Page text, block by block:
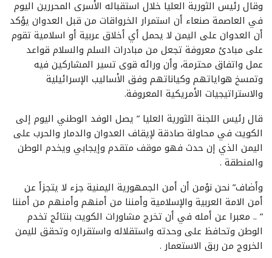
وقال رئيس الثورية العليا خلال استقباله الأسرى المحررين اليوم
في العاصمة صنعاء أن استمرار الخرواقات من قبل العدوان يؤكد
أن العدوان على اليمن لا يحمل أي أخلاق عربية أو اسلامية تقوم
على مبادئ معروفة تجعل من مبادرات السلم والسلام قواعد
عمل واتفاق محترمة، وأن ورائه قوى تسير المشاركين فيه
وتمسخ هواياتهم وكياناتهم وفق الأساليب الإسرائيلية
والاستراتيجيات الأمريكية المعروفة.
قال رئيس اللجنة الثورية العليا ” يصل الوفد الوطني اليوم إلى
الكويت في محاولة صادقة لإيقاف العدوان والدمار والحرب على
اليمن الذي إن حدث فهو موقف متقدم وإيجابي ويخدم الوطن
والمنطقة .
وأضاف” نحن نؤمن أن أمن الجمهورية اليمنية جزء لا يتجزأ عن
أمن الامة العربية والإسلامية وأمننا من أمنهم وأمنهم من أمننا
” .. معبرا عن أمله في أن تخرج مشاورات الكويت بنتائج تخدم
الوطن وتحافظ على وحدته واستقلاله واستقراره وتحقق لليمن
الخروج من ربق الاستعمار .